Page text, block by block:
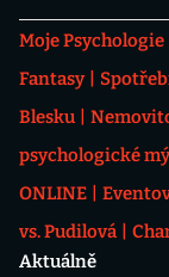
Moje Psychologie
Fantasy
Blesku
psychologické
ONLINE
vs. Pudilová
Aktuálně